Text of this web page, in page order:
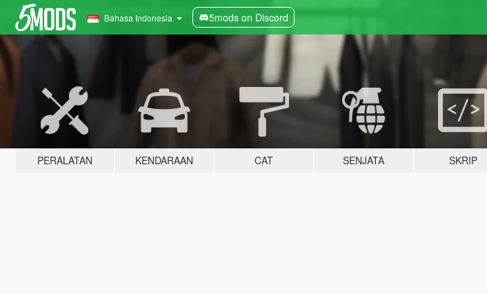
Bahasa Indonesia 5mods on Discord
PERALATAN KENDARAAN CAT SENJATA SKRIP